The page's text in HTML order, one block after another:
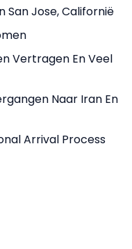
San Jose, Californië
Vertragen En Veel
Naar Iran En
Arrival Process